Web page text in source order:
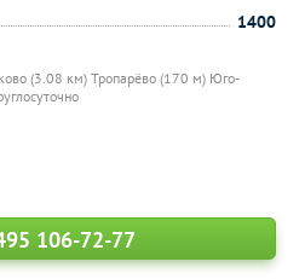
(3.08 км) Тропарёво (170 м) Юго-
1400
106-72-77